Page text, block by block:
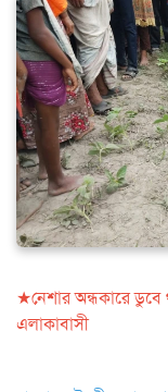
★নেশার অন্ধকারে
এলাকাবাসী